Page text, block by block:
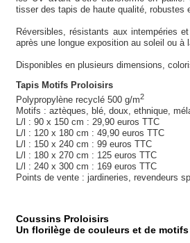
tisser des tapis de haute qualité, robustes
Réversibles, résistants aux intempéries
après une longue exposition au soleil ou à
Disponibles en plusieurs dimensions,
Tapis Motifs Proloisirs
Polypropylène recyclé 500 g/m2
Motifs : aztèques, blé, doux, ethnique,
L/l : 90 x 150 cm : 29,90 euros TTC
L/l : 120 x 180 cm : 49,90 euros TTC
L/l : 150 x 240 cm : 99 euros TTC
L/l : 180 x 270 cm : 125 euros TTC
L/l : 240 x 300 cm : 169 euros TTC
Points de vente : jardineries, revendeurs
Coussins Proloisirs
Un florilège de couleurs et de motifs